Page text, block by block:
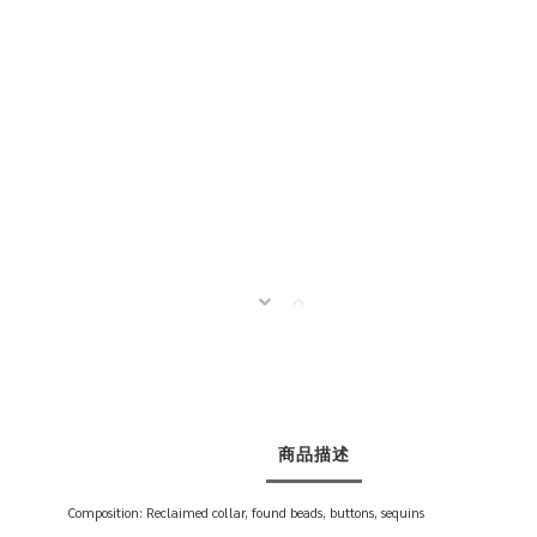
商品描述
Composition: Reclaimed collar, found beads, buttons, sequins